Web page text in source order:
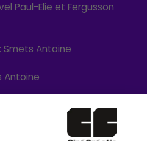
Paul-Elie et Fergusson
: Smets Antoine
Antoine
: Regues Carla
: Perrichet Corentin